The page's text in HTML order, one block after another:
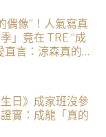
偶像”！人氣寫真
」竟在 TRE “成
直言：涼森真的太
生日》成家班沒參
實：成龍「真的